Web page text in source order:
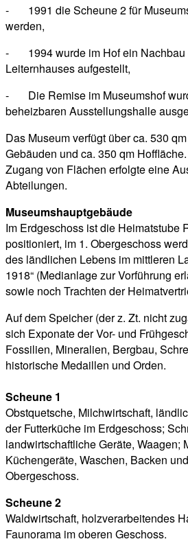
- 1991 die Scheune 2 für
werden,
- 1994 wurde im Hof ein Nachbau
Leiternhauses aufgestellt,
- Die Remise im Museumshof
beheizbaren Ausstellungshalle
Das Museum verfügt über ca. 530
Gebäuden und ca. 350 qm
Zugang von Flächen erfolgte eine
Abteilungen.
Museumshauptgebäude
Im Erdgeschoss ist die Heimatstube
positioniert, im 1. Obergeschoss
des ländlichen Lebens im mittleren
1918“ (Medianlage zur Vorführung
sowie noch Trachten der
Auf dem Speicher (der z. Zt. nicht
sich Exponate der Vor- und
Fossilien, Mineralien, Bergbau,
historische Medaillen und Orden.
Scheune 1
Obstquetsche, Milchwirtschaft,
der Futterküche im Erdgeschoss;
landwirtschaftliche Geräte, Waagen;
Küchengeräte, Waschen, Backen
Obergeschoss.
Scheune 2
Waldwirtschaft, holzverarbeitendes
Faunorama im oberen Geschoss.